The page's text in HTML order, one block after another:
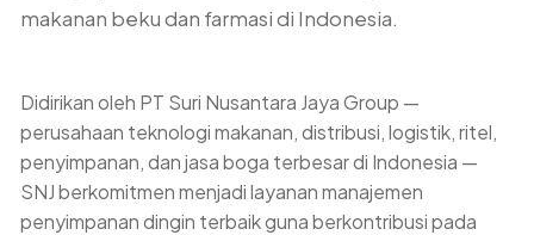
makanan beku dan farmasi di Indonesia.
Didirikan oleh PT Suri Nusantara Jaya Group —
perusahaan teknologi makanan, distribusi, logistik, ritel,
penyimpanan, dan jasa boga terbesar di Indonesia —
SNJ berkomitmen menjadi layanan manajemen
penyimpanan dingin terbaik guna berkontribusi pada